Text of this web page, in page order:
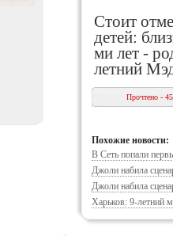
Стоит
детей:
ми лет -
летний
Прочтено -
Похожие новости:
В Сеть попали
Джоли набила
Джоли набила
Харьков: 9-летний